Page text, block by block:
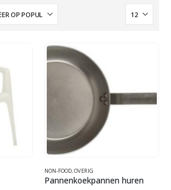
NON-FOOD,OVERIG
Pannenkoekpannen huren